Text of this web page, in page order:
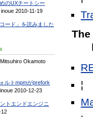
のUXチートシー
inoue 2010-11-19
ード」を読みました
Mitsuhiro Okamoto
ルトmpmがprefork
inoue 2010-12-23
トエンドエンジニ
12
¦